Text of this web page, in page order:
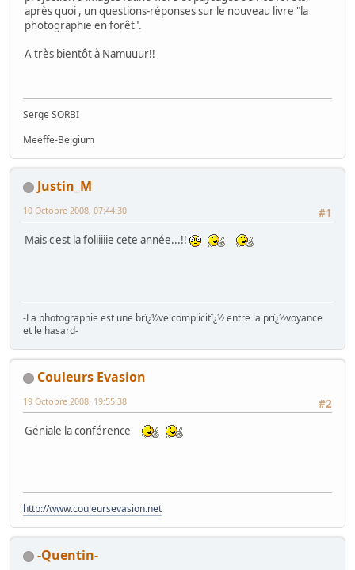
après quoi , un questions-réponses sur le nouveau livre "la
photographie en forêt".
A très bientôt à Namuuur!!
Serge SORBI
Meeffe-Belgium
Justin_M
#1
10 Octobre 2008, 07:44:30
Mais c'est la foliiiiie cete année...!!
-La photographie est une brï¿½ve complicitï¿½ entre la prï¿½voyance
et le hasard-
Couleurs Evasion
#2
19 Octobre 2008, 19:55:38
Géniale la conférence
http://www.couleursevasion.net
-Quentin-